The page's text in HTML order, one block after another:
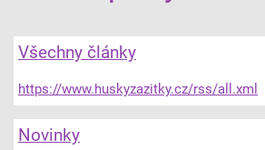
Všechny články
https://www.huskyzazitky.cz/rss/all.xml
Novinky